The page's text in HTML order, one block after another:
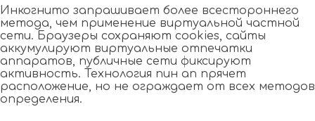
Инкогнито запрашивает более всестороннего
метода, чем применение виртуальной частной
сети. Браузеры сохраняют cookies, сайты
аккумулируют виртуальные отпечатки
аппаратов, публичные сети фиксируют
активность. Технология пин ап прячет
расположение, но не ограждает от всех методов
определения.